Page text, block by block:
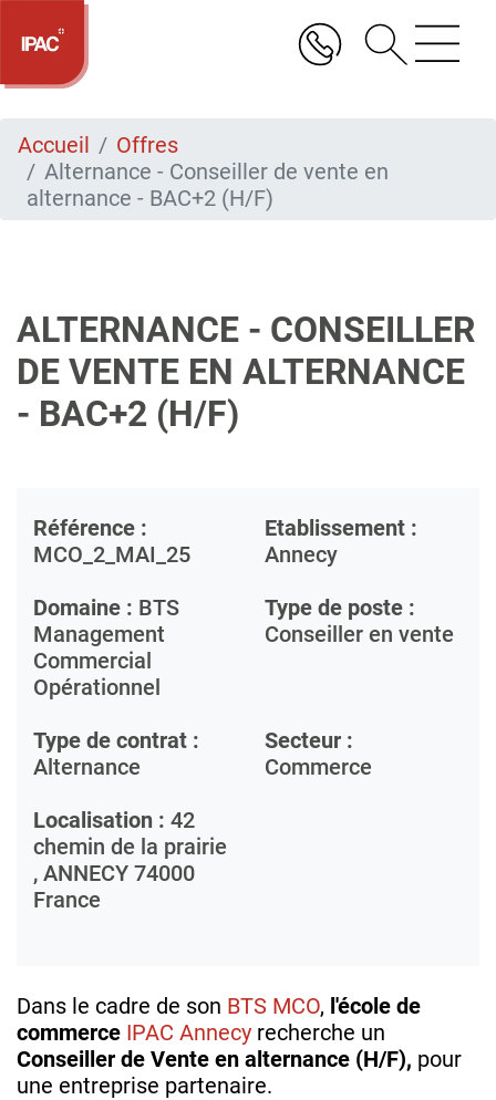
Aller
contenu
Accueil
Offres
Alternance - Conseiller de vente en
alternance - BAC+2 (H/F)
ALTERNANCE - CONSEILLER
DE VENTE EN ALTERNANCE
- BAC+2 (H/F)
Référence :
MCO_2_MAI_25
Etablissement :
Annecy
Domaine : BTS
Management
Commercial
Opérationnel
Type de poste :
Conseiller en vente
Type de contrat :
Alternance
Secteur :
Commerce
Localisation : 42
chemin de la prairie
, ANNECY 74000
France
Dans le cadre de son BTS MCO, l'école de
commerce IPAC Annecy recherche un
Conseiller de Vente en alternance (H/F), pour
une entreprise partenaire.